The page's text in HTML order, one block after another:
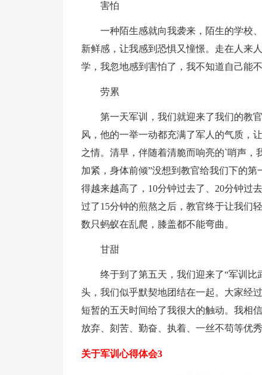
害怕
一种陌生感就向我袭来，陌生的学校、
新鲜感，让我感到恐惧又憧憬。走在人来
学，我忽地感到害怕了，我不知道自己能
劳累
第一天军训，我们就迎来了我们的教
风，他的一举一动都充满了军人的气质，
之情。清早，伴随着清脆而响亮的`哨声，
加紧，身体前倾”没想到教官给我们下的
得越来越高了，10分钟过去了、20分钟过
过了15分钟的煎熬之后，教官终于让我们
数只蚂蚁在乱爬，膝盖都不能弯曲。
甘甜
终于到了第五天，我们迎来了“军训比
头，我们似乎默契地团结在一起。大家经
短暂的五天时间给了我很大的触动。我相
放弃、刻苦、勤奋、执着、一丝不苟等优
关于军训心得体会3